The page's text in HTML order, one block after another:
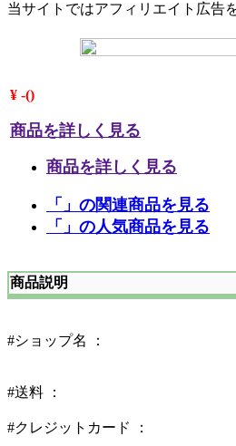
当サイトではアフィリエイト広告
¥ -()
商品を詳しく見る
商品を詳しく見る
「」の関連商品を見る
「」の人気商品を見る
商品説明
#ショップ名 ：
#送料 ：
#クレジットカード ：